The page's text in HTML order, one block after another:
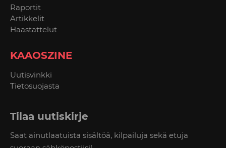
Raportit
Artikkelit
Haastattelut
KAAOSZINE
Uutisvinkki
Tietosuojasta
Tilaa uutiskirje
Saat ainutlaatuista sisältöä, kilpailuja sekä etuja